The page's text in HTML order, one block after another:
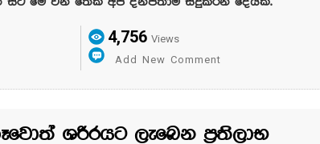
4,756 Views
Add New Comment
ශරිරයට ලැබෙන ප්‍රතිලාභ